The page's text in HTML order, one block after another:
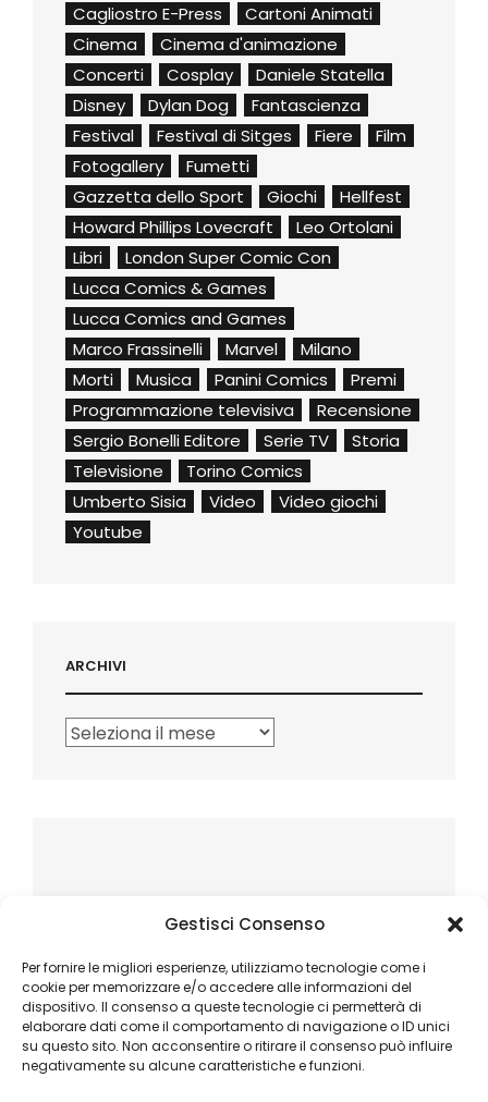
Gestisci Consenso
Per fornire le migliori esperienze, utilizziamo tecnologie come i
cookie per memorizzare e/o accedere alle informazioni del
dispositivo. Il consenso a queste tecnologie ci permetterà di
elaborare dati come il comportamento di navigazione o ID unici
su questo sito. Non acconsentire o ritirare il consenso può influire
negativamente su alcune caratteristiche e funzioni.
Cagliostro E-Press
Cartoni Animati
Cinema
Cinema d'animazione
Concerti
Cosplay
Daniele Statella
Disney
Dylan Dog
Fantascienza
Festival
Festival di Sitges Fiere
Film
Fotogallery
Fumetti
Gazzetta dello Sport
Giochi
Hellfest
Howard Phillips Lovecraft
Leo Ortolani
Libri
London Super Comic Con
Lucca Comics & Games
Lucca Comics and Games
Marco Frassinelli
Marvel
Milano
Morti
Musica Panini Comics
Premi
Programmazione televisiva
Recensione
Sergio Bonelli Editore
Serie TV
Storia
Televisione
Torino Comics
Umberto Sisia
Video
Video giochi
Youtube
ARCHIVI
Archivi